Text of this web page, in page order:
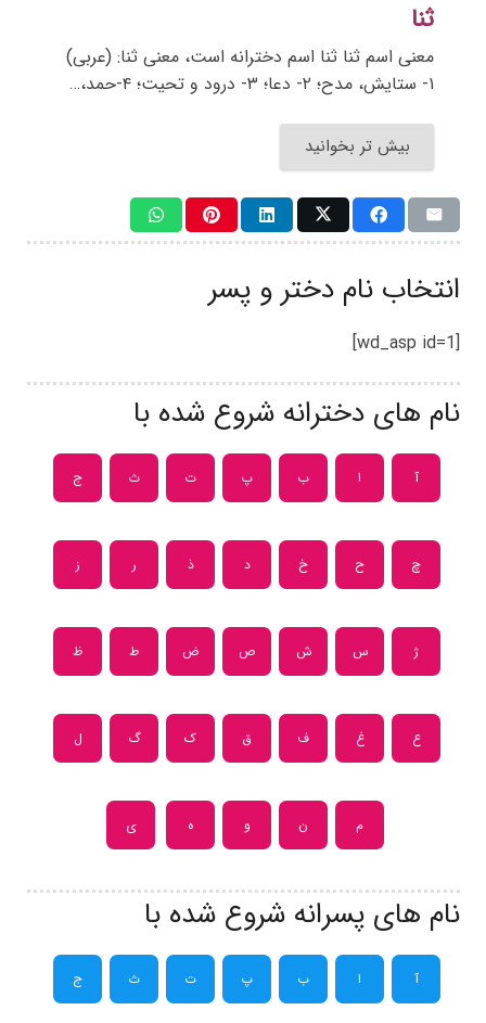
ثنا
معنی اسم ثنا ثنا اسم دخترانه است، معنی ثنا: (عربی)
۱- ستایش، مدح؛ ۲- دعا؛ ۳- درود و تحیت؛ ۴-حمد،…
بیش تر بخوانید
انتخاب نام دختر و پسر
[wd_asp id=1]
نام های دخترانه شروع شده با
آ ا ب پ ت ث ج
چ ح خ د ذ ر ز
ژ س ش ص ض ط ظ
ع غ ف ق ک گ ل
م ن و ه ی
نام های پسرانه شروع شده با
آ ا ب پ ت ث ج